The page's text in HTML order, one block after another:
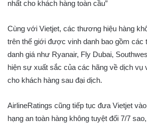
Cùng với Vietjet, các thương hiệu hàng
trên thế giới được vinh danh bao gồm các
danh giá như Ryanair, Fly Dubai,
hiện sự xuất sắc của các hãng về dịch vụ
cho khách hàng sau đại dịch.
AirlineRatings cũng tiếp tục đưa Vietjet
hạng an toàn hàng không tuyệt đối 7/7